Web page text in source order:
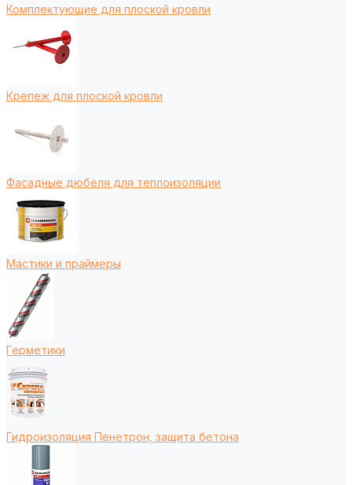
Комплектующие для плоской кровли
Крепеж для плоской кровли
Фасадные дюбеля для теплоизоляции
Мастики и праймеры
Герметики
Гидроизоляция Пенетрон, защита бетона